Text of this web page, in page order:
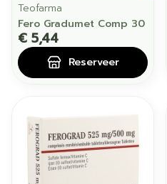
Teofarma
Fero Gradumet Comp 30
€ 5,44
Reserveer